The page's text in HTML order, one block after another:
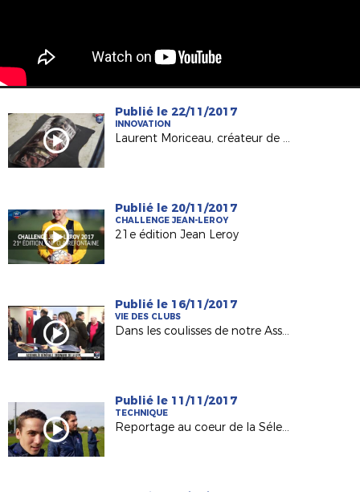
Publié le 22/11/2017
INNOVATION
Laurent Moriceau, créateur de protège-tibias sur mesure !
Publié le 20/11/2017
CHALLENGE JEAN-LEROY
21e édition Jean Leroy
Publié le 16/11/2017
VIE DES CLUBS
Dans les coulisses de notre Assemblée Générale
Publié le 11/11/2017
TECHNIQUE
Reportage au coeur de la Sélection LFPL !